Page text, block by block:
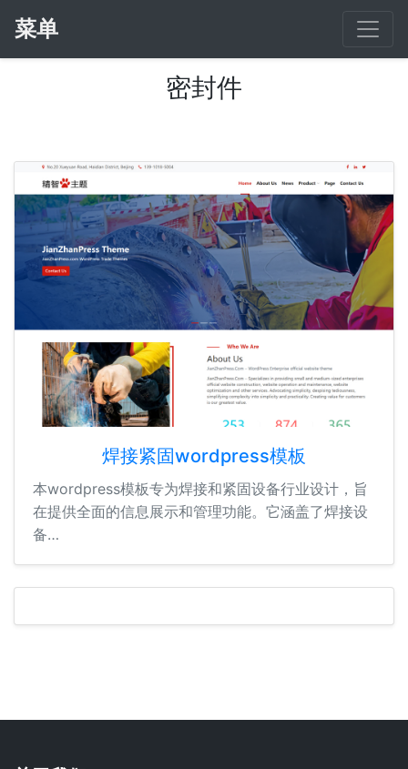
菜单
密封件
焊接紧固wordpress模板
本wordpress模板专为焊接和紧固设备行业设计，旨
在提供全面的信息展示和管理功能。它涵盖了焊接设
备…